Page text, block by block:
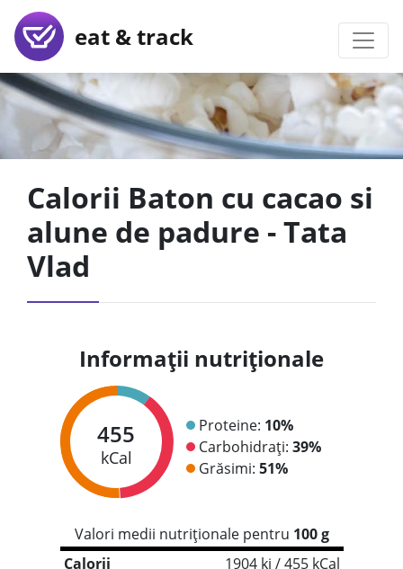
eat & track
Calorii Baton cu cacao si
alune de padure - Tata
Vlad
Informații nutriționale
455
kCal
Proteine: 10%
Carbohidrați: 39%
Grăsimi: 51%
Valori medii nutriționale pentru 100 g
Calorii
1904 kj / 455 kCal